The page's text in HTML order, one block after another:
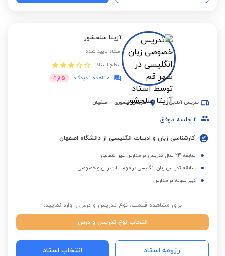
آزیتا سلحشور
استاد تایید شده
سطح استاد:
مشاهده 1 دیدگاه
5 از 5
تدریس آنلاین تدریس حضوری - اصفهان
2 جلسه موفق
کارشناسی زبان و ادبیات انگلیسی از دانشگاه اصفهان
سابقه 23 سال تدریس در مدارس غیر انتفاعی
سابقه تدریس زبان انگلیسی در موسسات زبان و خصوصی
دبیر نمونه در مدارس
برای مشاهده قیمت، نوع تدریس و درس را وارد نمایید:
انتخاب نوع تدریس و درس
رزومه استاد انتخاب استاد